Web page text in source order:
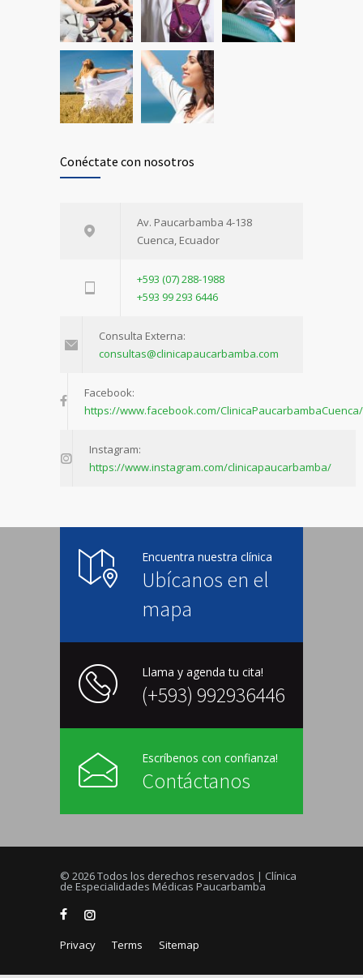
Conéctate con nosotros
Av. Paucarbamba 4-138
Cuenca, Ecuador
+593 (07) 288-1988
+593 99 293 6446
Consulta Externa:
consultas@clinicapaucarbamba.com
Facebook:
https://www.facebook.com/ClinicaPaucarbambaCuenca/
Instagram:
https://www.instagram.com/clinicapaucarbamba/
Encuentra nuestra clínica
Ubícanos en el
mapa
Llama y agenda tu cita!
(+593) 992936446
Escríbenos con confianza!
Contáctanos
© 2026 Todos los derechos reservados | Clínica
de Especialidades Médicas Paucarbamba
Privacy Terms Sitemap